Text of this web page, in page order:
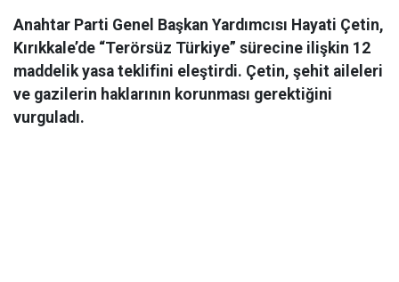
Anahtar Parti Genel Başkan Yardımcısı Hayati Çetin,
Kırıkkale’de “Terörsüz Türkiye” sürecine ilişkin 12
maddelik yasa teklifini eleştirdi. Çetin, şehit aileleri
ve gazilerin haklarının korunması gerektiğini
vurguladı.